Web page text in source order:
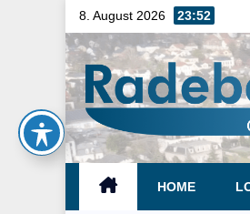
8. August 2026 23:52
HOME